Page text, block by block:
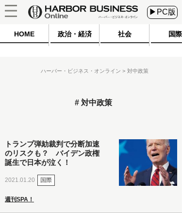
▶PC版
HOME 政治・経済 社会 国際
ハーバー・ビジネス・オンライン 対中政策
対中政策
トランプ弾劾裁判で分断加速
のリスクも？ バイデン政権
誕生で日本が泣く！
2021.01.20 国際
週刊SPA！